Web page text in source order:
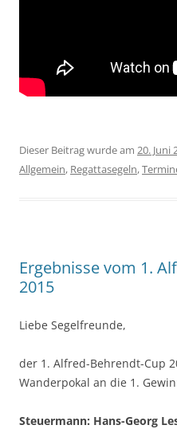
Dieser Beitrag wurde am 20. Juni
Allgemein, Regattasegeln,
Ergebnisse vom 1.
2015
Liebe Segelfreunde,
der 1. Alfred-Behrendt-Cup
Wanderpokal an die 1.
Steuermann: Hans-Georg